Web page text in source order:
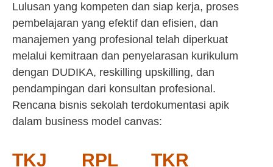
Lulusan yang kompeten dan siap kerja, proses
pembelajaran yang efektif dan efisien, dan
manajemen yang profesional telah diperkuat
melalui kemitraan dan penyelarasan kurikulum
dengan DUDIKA, reskilling upskilling, dan
pendampingan dari konsultan profesional.
Rencana bisnis sekolah terdokumentasi apik
dalam business model canvas:
TKJ RPL TKR